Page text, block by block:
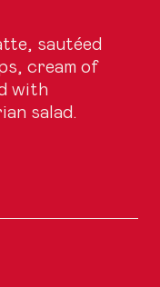
sautéed
cream of
with
salad.